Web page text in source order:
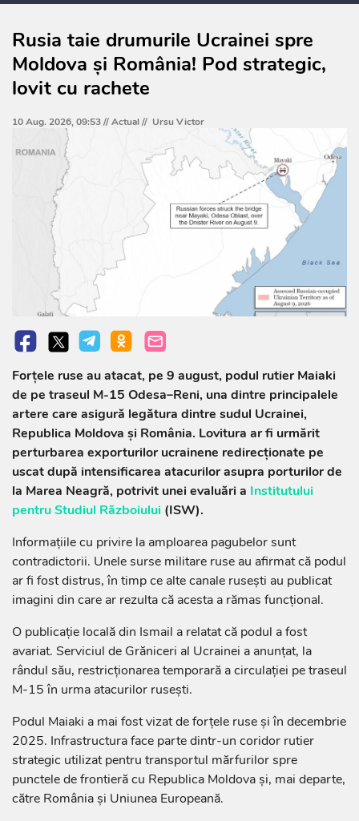
Rusia taie drumurile Ucrainei spre
Moldova și România! Pod strategic,
lovit cu rachete
10 Aug. 2026, 09:53 //Actual// Ursu Victor
Forțele ruse au atacat, pe 9 august, podul rutier Maiaki
de pe traseul M-15 Odesa–Reni, una dintre principalele
artere care asigură legătura dintre sudul Ucrainei,
Republica Moldova și România. Lovitura ar fi urmărit
perturbarea exporturilor ucrainene redirecționate pe
uscat după intensificarea atacurilor asupra porturilor de
la Marea Neagră, potrivit unei evaluări a Institutului
pentru Studiul Războiului (ISW).
Informațiile cu privire la amploarea pagubelor sunt
contradictorii. Unele surse militare ruse au afirmat că podul
ar fi fost distrus, în timp ce alte canale rusești au publicat
imagini din care ar rezulta că acesta a rămas funcțional.
O publicație locală din Ismail a relatat că podul a fost
avariat. Serviciul de Grăniceri al Ucrainei a anunțat, la
rândul său, restricționarea temporară a circulației pe traseul
M-15 în urma atacurilor rusești.
Podul Maiaki a mai fost vizat de forțele ruse și în decembrie
2025. Infrastructura face parte dintr-un coridor rutier
strategic utilizat pentru transportul mărfurilor spre
punctele de frontieră cu Republica Moldova și, mai departe,
către România și Uniunea Europeană.